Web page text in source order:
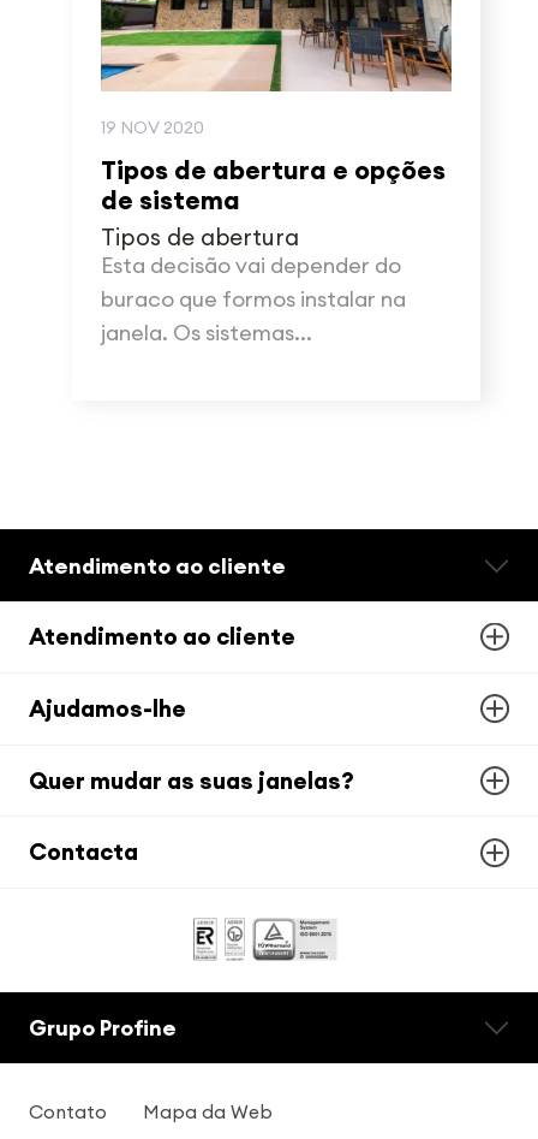
19 NOV 2020
Tipos de abertura e opções
de sistema
Tipos de abertura
Esta decisão vai depender do
buraco que formos instalar na
janela. Os sistemas...
Atendimento ao cliente
Atendimento ao cliente
Ajudamos-lhe
Quer mudar as suas janelas?
Contacta
Grupo Profine
Contato Mapa da Web